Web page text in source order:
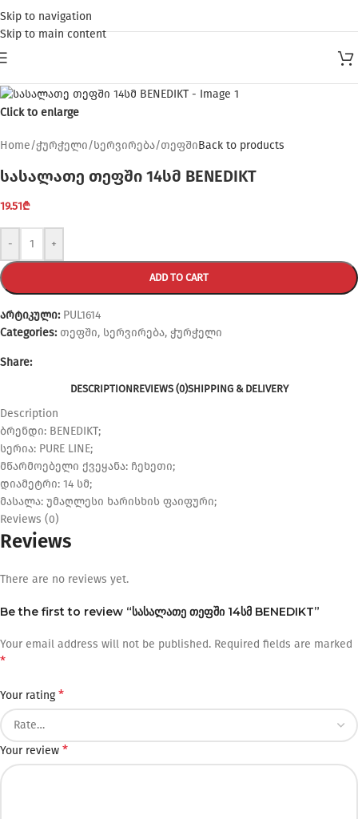
Skip to navigation
Skip to main content
Click to enlarge
Home/ჭურჭელი/სერვირება/თეფშიBack to products
სასალათე თეფში 14სმ BENEDIKT
19.51₾
- +
ADD TO CART
არტიკული: PUL1614
Categories: თეფში, სერვირება, ჭურჭელი
Share:
DESCRIPTIONREVIEWS (0)SHIPPING & DELIVERY
Description
ბრენდი: BENEDIKT;
სერია: PURE LINE;
მწარმოებელი ქვეყანა: ჩეხეთი;
დიამეტრი: 14 სმ;
მასალა: უმაღლესი ხარისხის ფაიფური;
Reviews (0)
Reviews
There are no reviews yet.
Be the first to review “სასალათე თეფში 14სმ BENEDIKT”
Your email address will not be published. Required fields are marked
*
Your rating *
Your review *